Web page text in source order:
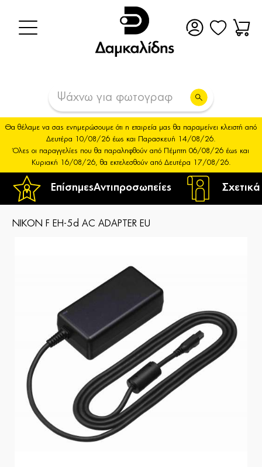
ΕπίσημεςΑντιπροσωπείες
Θα θέλαμε να σας ενημερώσουμε ότι η εταιρεία μας θα παραμείνει κλειστή από
Δευτέρα 10/08/26 έως και Παρασκευή 14/08/26.
Όλες οι παραγγελίες που θα παραληφθούν από Πέμπτη 06/08/26 έως και
Κυριακή 16/08/26, θα εκτελεσθούν από Δευτέρα 17/08/26.
NIKON F EH-5d AC ADAPTER EU